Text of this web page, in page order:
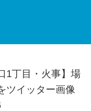
1丁目・火事】場
ツイッター画像